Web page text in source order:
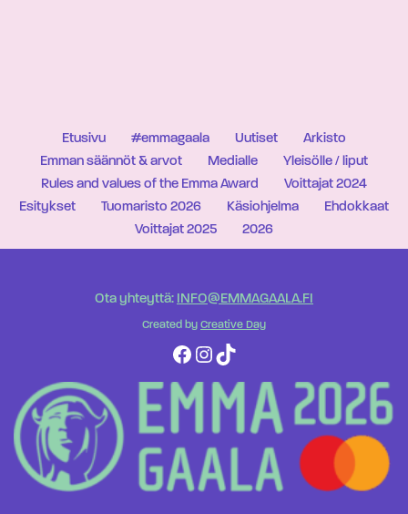
Etusivu #emmagaala Uutiset
Arkisto
Emman säännöt & arvot
Medialle
Yleisölle / liput
Rules and values of the Emma Award
Voittajat 2024
Esitykset
Tuomaristo 2026 Käsiohjelma
Ehdokkaat
Voittajat 2025
2026
Ota yhteyttä: INFO@EMMAGAALA.FI
Created by Creative Day